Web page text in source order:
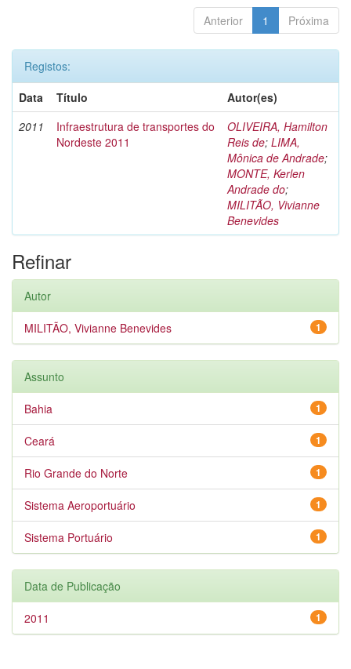
Anterior 1 Próxima
Registos:
Data
Título
Autor(es)
2011
Infraestrutura de transportes do
Nordeste 2011
OLIVEIRA, Hamilton
Reis de; LIMA,
Mônica de Andrade;
MONTE, Kerlen
Andrade do;
MILITÃO, Vivianne
Benevides
Refinar
Autor
1
MILITÃO, Vivianne Benevides
Assunto
1
Bahia
1
Ceará
1
Rio Grande do Norte
1
Sistema Aeroportuário
1
Sistema Portuário
Data de Publicação
1
2011